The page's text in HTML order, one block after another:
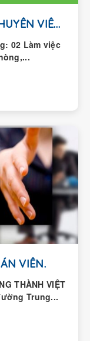
THÔNG BÁO TUYỂN DỤNG CHUYÊN VIÊN TRẮC ĐẠC
02 Làm việc
VIÊN.
THÀNH VIỆT
Trung...